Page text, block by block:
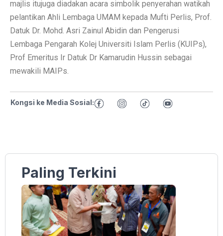
majlis itujuga diadakan acara simbolik penyerahan watikah
pelantikan Ahli Lembaga UMAM kepada Mufti Perlis, Prof.
Datuk Dr. Mohd. Asri Zainul Abidin dan Pengerusi
Lembaga Pengarah Kolej Universiti Islam Perlis (KUIPs),
Prof Emeritus Ir Datuk Dr Kamarudin Hussin sebagai
mewakili MAIPs.
Kongsi ke Media Sosial:
Paling Terkini